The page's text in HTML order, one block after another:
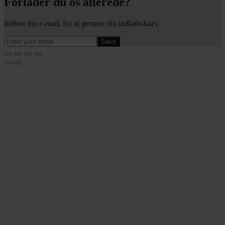
Indtast din e-mail, for at gemme din indkøbskurv.
Save